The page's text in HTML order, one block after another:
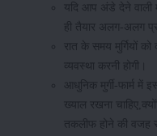
यदि आप अंडे देने वाली
ही तैयार अलग-अलग
रात के समय मुर्गियों को
व्यवस्था करनी होगी।
आधुनिक मुर्गी-फार्म में
ख्याल रखना
तकलीफ होने की वजह